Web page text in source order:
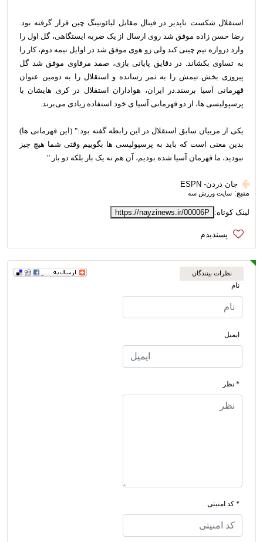
استقلال شکست ناپذیر در فینال مقابل لیائونینگ چین قرار گرفته بود.
رضا حسن زاده‌ موفق شد روی ارسال از یک ضربه ایستگاهی، گل اول را
وارد دروازه تیم چینی کند ولی زو هوی موفق شد در اوایل نیمه دوم، کار را
به تساوی بکشاند. در دقایق پایانی بازی، صمد مرفاوی موفق شد گل
پیروزی بخش تیمش را به ثمر رسانده و استقلال را به دومین عنوان
قهرمانی آسیا برسند.در ایران، هواداران استقلال در کری هایشان با
پرسپولیسی ها، از دو قهرمانی آسیا ی خود استفاده زیادی می‌برند.
یکی از مربیان سابق استقلال در این رابطه گفته بود:" (این قهرمانی ها)
بدین معنی است که باید به پرسپولیسی ها بگوییم وقتی شما هیچ چیز
نبودید، ما قهرمان آسیا شده بودیم، آن هم نه یک بار بلکه دو بار."
جان دردن- ESPN
منبع: سایت ورزش سه
لینک کوتاه: https://nayzinews.ir/00006P
نظرات بینندگان
نام
ایمیل
* نظر
* کد امنیتی